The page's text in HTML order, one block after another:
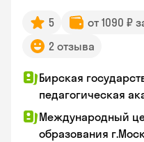
5 от 1090 ₽
2 отзыва
Бирская
педагогическая
Международный
образования